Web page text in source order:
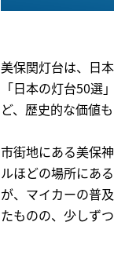
美保関灯台は、日
「日本の灯台50
ど、歴史的な価値
市街地にある美保
ルほどの場所にあ
が、マイカーの普
たものの、少しず